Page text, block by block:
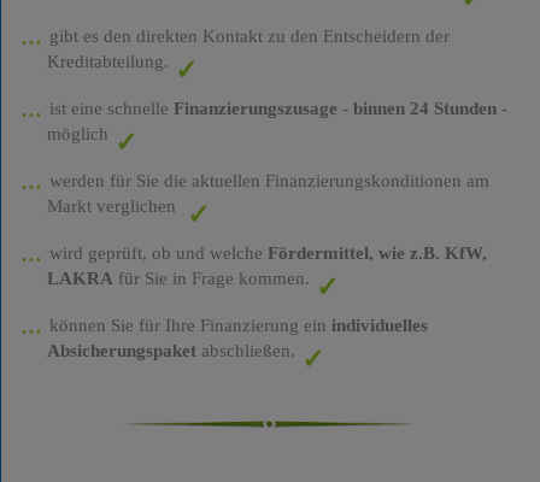
gibt es den direkten Kontakt zu den Entscheidern der
Kreditabteilung.
ist eine schnelle Finanzierungszusage - binnen 24 Stunden-
möglich
werden für Sie die aktuellen Finanzierungskonditionen am
Markt verglichen
wird geprüft, ob und welche Fördermittel, wie z.B. KfW,
LAKRA für Sie in Frage kommen.
können Sie für Ihre Finanzierung ein individuelles
Absicherungspaketabschließen.